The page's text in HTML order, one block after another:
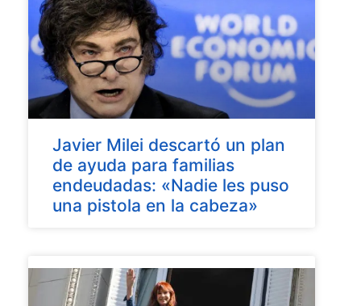
Javier Milei descartó un plan
de ayuda para familias
endeudadas: «Nadie les puso
una pistola en la cabeza»